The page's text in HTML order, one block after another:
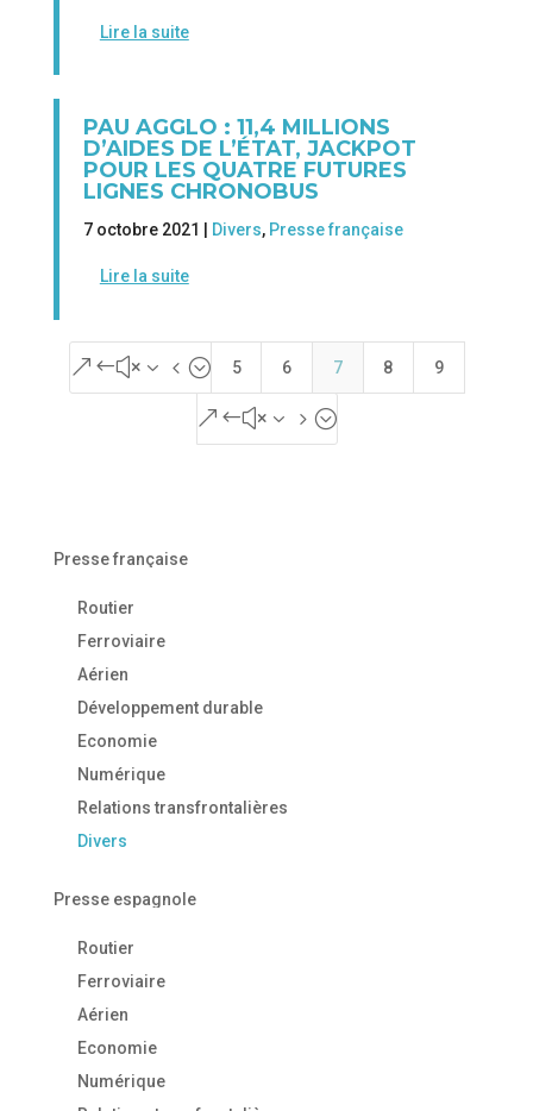
Lire la suite
PAU AGGLO : 11,4 MILLIONS
D’AIDES DE L’ÉTAT, JACKPOT
POUR LES QUATRE FUTURES
LIGNES CHRONOBUS
7 octobre 2021 | Divers, Presse française
Lire la suite
&#x34; 5 6 7 8 9
&#x35;
Presse française
Routier
Ferroviaire
Aérien
Développement durable
Economie
Numérique
Relations transfrontalières
Divers
Presse espagnole
Routier
Ferroviaire
Aérien
Economie
Numérique